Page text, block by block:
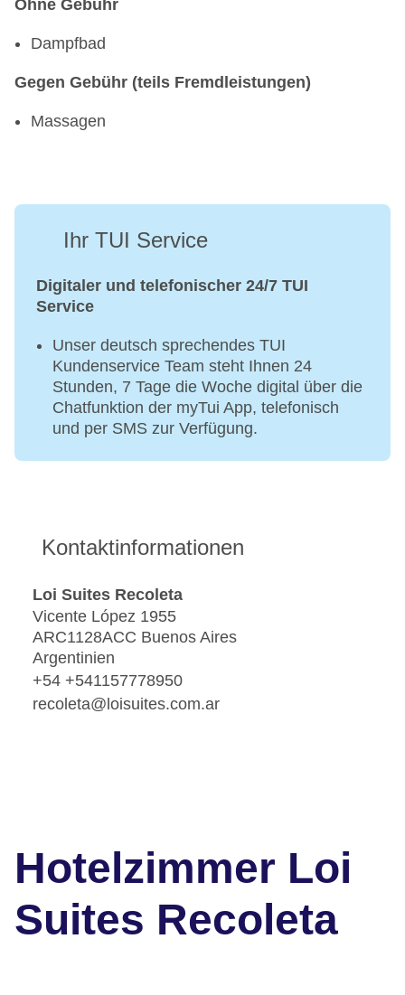
Ohne Gebühr
Dampfbad
Gegen Gebühr (teils Fremdleistungen)
Massagen
Ihr TUI Service
Digitaler und telefonischer 24/7 TUI
Service
Unser deutsch sprechendes TUI
Kundenservice Team steht Ihnen 24
Stunden, 7 Tage die Woche digital über die
Chatfunktion der myTui App, telefonisch
und per SMS zur Verfügung.
Kontaktinformationen
Loi Suites Recoleta
Vicente López 1955
ARC1128ACC Buenos Aires
Argentinien
+54 +541157778950
recoleta@loisuites.com.ar
Hotelzimmer Loi
Suites Recoleta